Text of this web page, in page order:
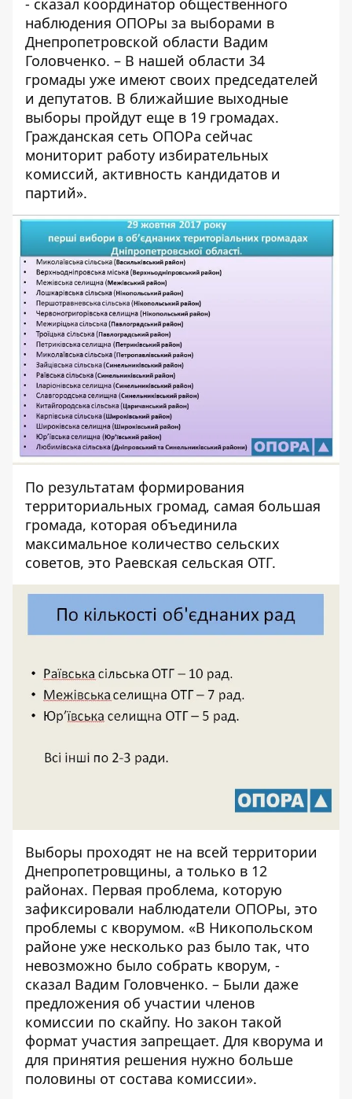
- сказал координатор общественного
наблюдения ОПОРы за выборами в
Днепропетровской области Вадим
Головченко. – В нашей области 34
громады уже имеют своих председателей
и депутатов. В ближайшие выходные
выборы пройдут еще в 19 громадах.
Гражданская сеть ОПОРа сейчас
мониторит работу избирательных
комиссий, активность кандидатов и
партий».
По результатам формирования
территориальных громад, самая большая
громада, которая объединила
максимальное количество сельских
советов, это Раевская сельская ОТГ.
Выборы проходят не на всей территории
Днепропетровщины, а только в 12
районах. Первая проблема, которую
зафиксировали наблюдатели ОПОРы, это
проблемы с кворумом. «В Никопольском
районе уже несколько раз было так, что
невозможно было собрать кворум, -
сказал Вадим Головченко. – Были даже
предложения об участии членов
комиссии по скайпу. Но закон такой
формат участия запрещает. Для кворума и
для принятия решения нужно больше
половины от состава комиссии».